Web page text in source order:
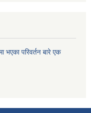
भएका परिवर्तन बारे एक